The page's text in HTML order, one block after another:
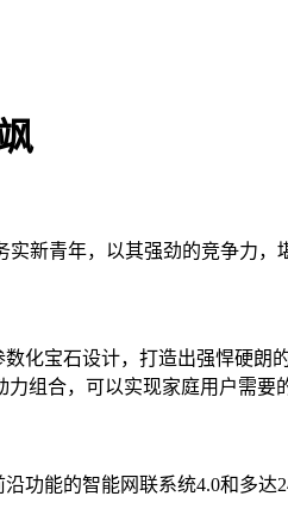
新青年，以其强劲的竞争力
化宝石设计，打造出强悍硬
组合，可以实现家庭用户需
能的智能网联系统4.0和多达